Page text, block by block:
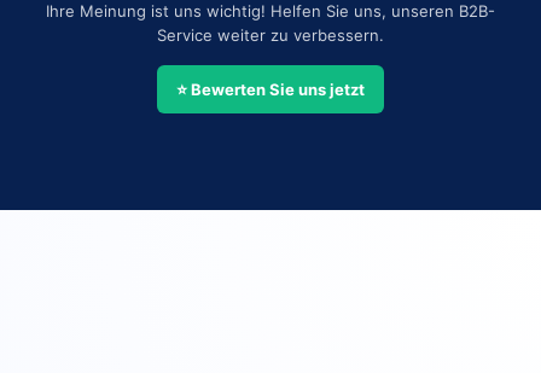
Ihre Meinung ist uns wichtig! Helfen Sie uns, unseren B2B-
Service weiter zu verbessern.
⭐ Bewerten Sie uns jetzt